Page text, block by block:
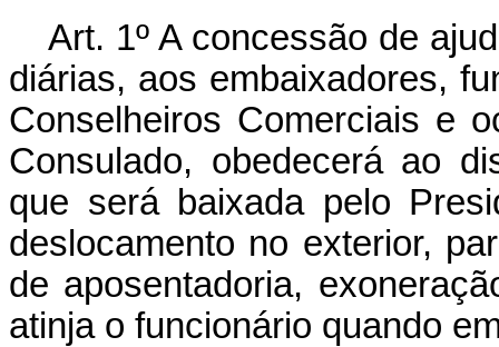
Art. 1º A concessão de
diárias, aos embaixadores,
Conselheiros Comerciais e
Consulado, obedecerá ao
que será baixada pelo
deslocamento no exterior,
de aposentadoria,
atinja o funcionário quando